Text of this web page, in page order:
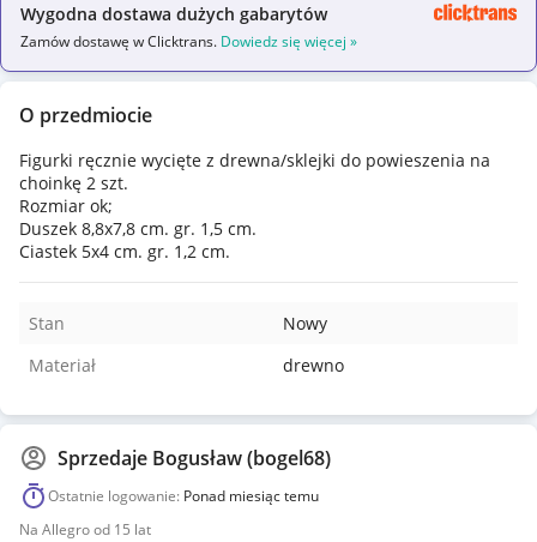
Wygodna dostawa dużych gabarytów
Zamów dostawę w Clicktrans. Dowiedz się więcej »
O przedmiocie
Figurki ręcznie wycięte z drewna/sklejki do powieszenia na
choinkę 2 szt.
Rozmiar ok;
Duszek 8,8x7,8 cm. gr. 1,5 cm.
Ciastek 5x4 cm. gr. 1,2 cm.
Stan
Nowy
Materiał
drewno
Sprzedaje Bogusław (bogel68)
Ostatnie logowanie: Ponad miesiąc temu
Na Allegro od 15 lat